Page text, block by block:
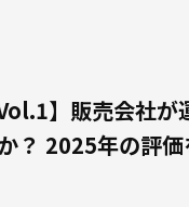
】販売会社
？ 2025年の評価